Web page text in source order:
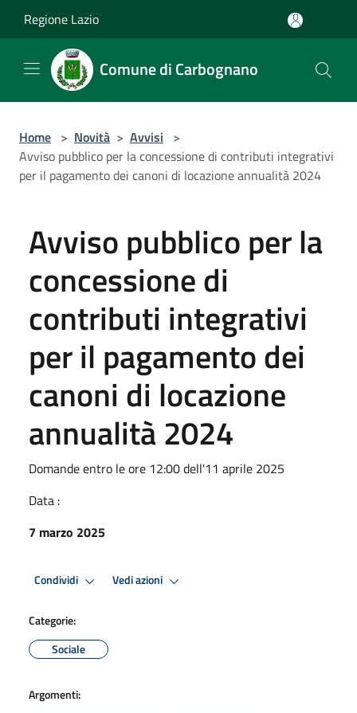
Regione Lazio
Comune di Carbognano
Home > Novità > Avvisi >
Avviso pubblico per la concessione di contributi integrativi
per il pagamento dei canoni di locazione annualità 2024
Avviso pubblico per la
concessione di
contributi integrativi
per il pagamento dei
canoni di locazione
annualità 2024
Domande entro le ore 12:00 dell'11 aprile 2025
Data :
7 marzo 2025
Condividi Vedi azioni
Categorie:
Sociale
Argomenti: